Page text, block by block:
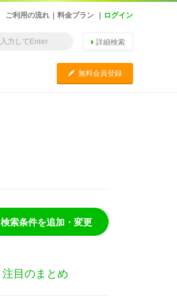
ご利用の流れ 料金プラン ログイン
詳細検索
C 無料会員登録
検索条件を追加・変更
注目のまとめ